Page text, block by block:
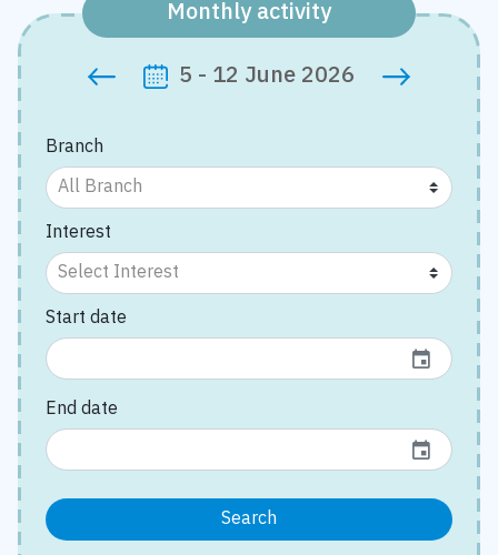
Monthly activity
5 - 12 June 2026
Branch
Interest
Start date
event
End date
event
Search